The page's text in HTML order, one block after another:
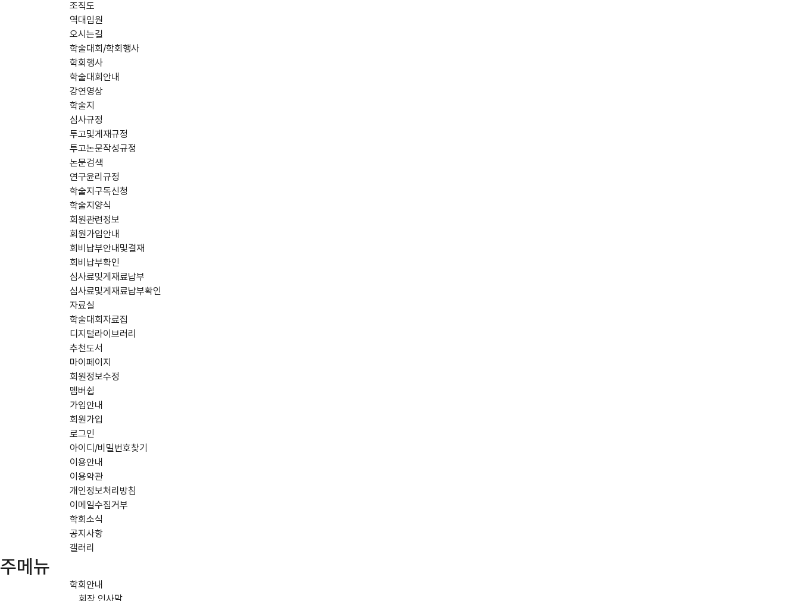
조직도
역대임원
오시는길
학술대회/학회행사
학회행사
학술대회안내
강연영상
학술지
심사규정
투고및게재규정
투고논문작성규정
논문검색
연구윤리규정
학술지구독신청
학술지양식
회원관련정보
회원가입안내
회비납부안내및결재
회비납부확인
심사료및게재료납부
심사료및게재료납부확인
자료실
학술대회자료집
디지털라이브러리
추천도서
마이페이지
회원정보수정
멤버쉽
가입안내
회원가입
로그인
아이디/비밀번호찾기
이용안내
이용약관
개인정보처리방침
이메일수집거부
학회소식
공지사항
갤러리
주메뉴
학회안내